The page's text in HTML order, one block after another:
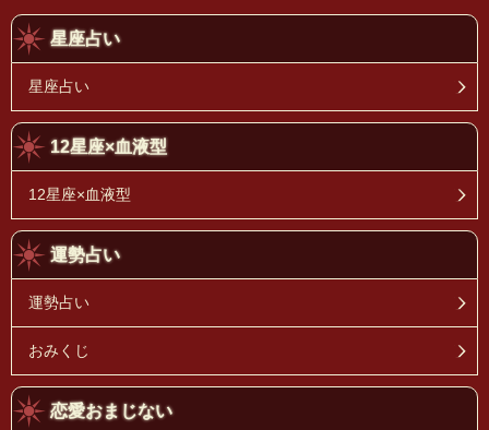
星座占い
星座占い
12星座×血液型
12星座×血液型
運勢占い
運勢占い
おみくじ
恋愛おまじない